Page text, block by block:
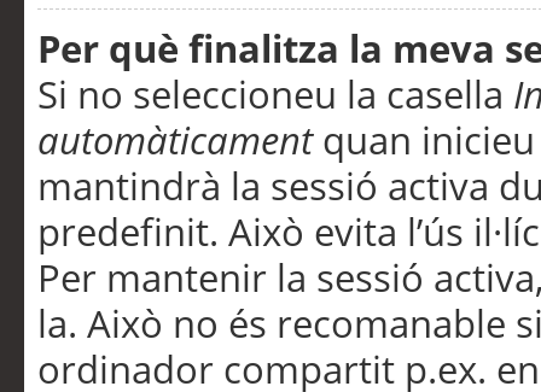
Per què finalitza la meva
Si no seleccioneu la casella
automàticamentquan inicieu
mantindrà la sessió activa
predefinit. Això evita l’ús
Per mantenir la sessió
la. Això no és recomanable
ordinador compartit p.ex.